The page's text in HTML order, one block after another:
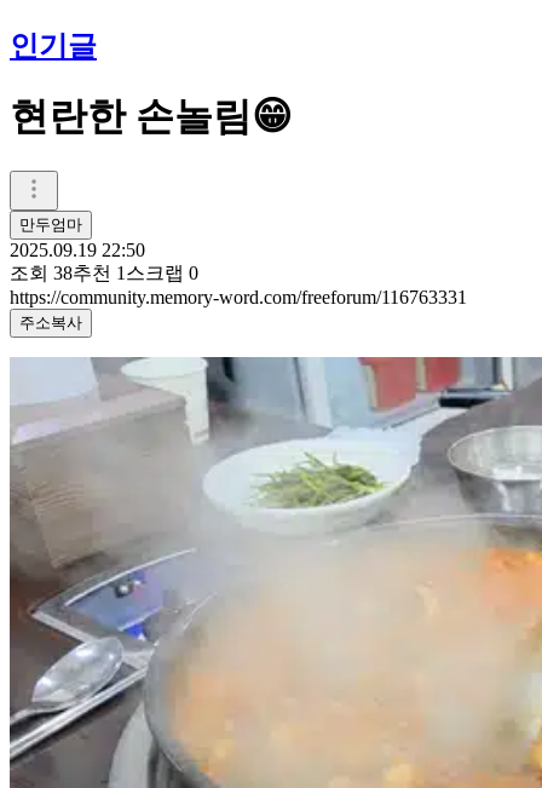
인기글
현란한 손놀림😁
만두엄마
2025.09.19 22:50
조회 38추천 1 스크랩 0
https://community.memory-word.com/freeforum/116763331
주소복사